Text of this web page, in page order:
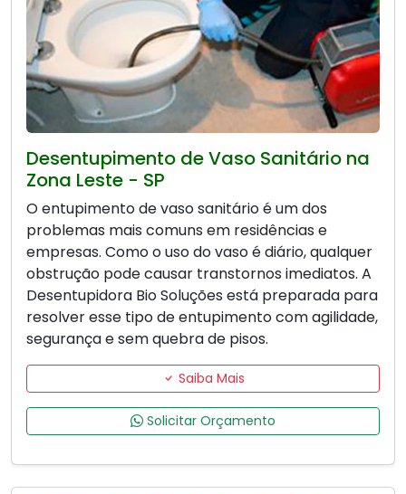
Desentupimento de Vaso Sanitário na
Zona Leste - SP
O entupimento de vaso sanitário é um dos
problemas mais comuns em residências e
empresas. Como o uso do vaso é diário, qualquer
obstrução pode causar transtornos imediatos. A
Desentupidora Bio Soluções está preparada para
resolver esse tipo de entupimento com agilidade,
segurança e sem quebra de pisos.
Saiba Mais
Solicitar Orçamento